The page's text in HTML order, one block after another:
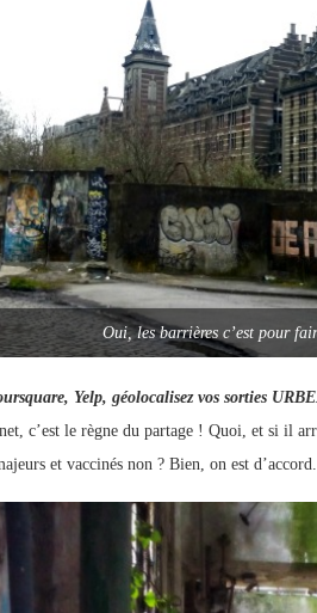
Oui, les barrières c’est pour
Yelp, géolocalisez vos sorties
c’est le règne du partage ! Quoi, et si il
et vaccinés non ? Bien, on est d’accord.